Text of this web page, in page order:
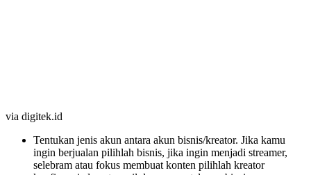
via digitek.id
Tentukan jenis akun antara akun bisnis/kreator. Jika kamu
ingin berjualan pilihlah bisnis, jika ingin menjadi streamer,
selebram atau fokus membuat konten pilihlah kreator